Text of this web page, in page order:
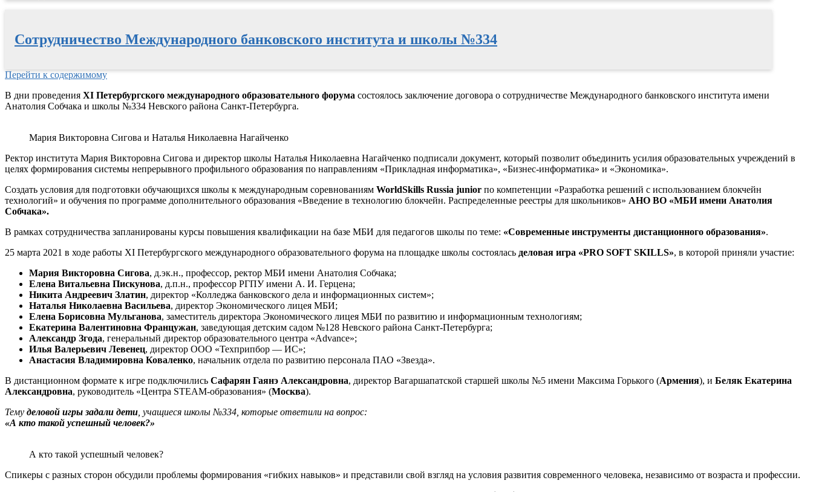
Сотрудничество Международного банковского института и школы №334
Перейти к содержимому
В дни проведения XI Петербургского международного образовательного форума состоялось заключение договора о сотрудничестве Международного банковского института имени
Анатолия Собчака и школы №334 Невского района Санкт-Петербурга.
Мария Викторовна Сигова и Наталья Николаевна Нагайченко
Ректор института Мария Викторовна Сигова и директор школы Наталья Николаевна Нагайченко подписали документ, который позволит объединить усилия образовательных учреждений в
целях формирования системы непрерывного профильного образования по направлениям «Прикладная информатика», «Бизнес-информатика» и «Экономика».
Создать условия для подготовки обучающихся школы к международным соревнованиям WorldSkills Russia junior по компетенции «Разработка решений с использованием блокчейн
технологий» и обучения по программе дополнительного образования «Введение в технологию блокчейн. Распределенные реестры для школьников» АНО ВО «МБИ имени Анатолия
Собчака».
В рамках сотрудничества запланированы курсы повышения квалификации на базе МБИ для педагогов школы по теме: «Современные инструменты дистанционного образования».
25 марта 2021 в ходе работы XI Петербургского международного образовательного форума на площадке школы состоялась деловая игра «PRO SOFT SKILLS», в которой приняли участие:
Мария Викторовна Сигова, д.эк.н., профессор, ректор МБИ имени Анатолия Собчака;
Елена Витальевна Пискунова, д.п.н., профессор РГПУ имени А. И. Герцена;
Никита Андреевич Златин, директор «Колледжа банковского дела и информационных систем»;
Наталья Николаевна Васильева, директор Экономического лицея МБИ;
Елена Борисовна Мульганова, заместитель директора Экономического лицея МБИ по развитию и информационным технологиям;
Екатерина Валентиновна Францужан, заведующая детским садом №128 Невского района Санкт-Петербурга;
Александр Згода, генеральный директор образовательного центра «Advance»;
Илья Валерьевич Левенец, директор ООО «Техприпбор — ИС»;
Анастасия Владимировна Коваленко, начальник отдела по развитию персонала ПАО «Звезда».
В дистанционном формате к игре подключились Сафарян Гаянэ Александровна, директор Вагаршапатской старшей школы №5 имени Максима Горького (Армения), и Беляк Екатерина
Александровна, руководитель «Центра STEAM-образования» (Москва).
Тему деловой игры задали дети , учащиеся школы №334, которые ответили на вопрос:
«А кто такой успешный человек?»
А кто такой успешный человек?
Спикеры с разных сторон обсудили проблемы формирования «гибких навыков» и представили свой взгляд на условия развития современного человека, независимо от возраста и профессии.